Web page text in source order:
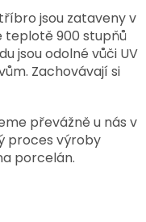
jsou zataveny v
teplotě 900 stupňů
jsou odolné vůči UV
Zachovávají si
převážně u nás v
proces výroby
porcelán.